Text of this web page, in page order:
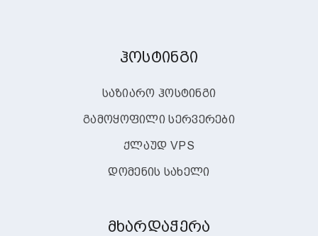
ჰოსტინგი
საზიარო ჰოსტინგი
გამოყოფილი სერვერები
ქლაუდ VPS
დომენის სახელი
მხარდაჭერა